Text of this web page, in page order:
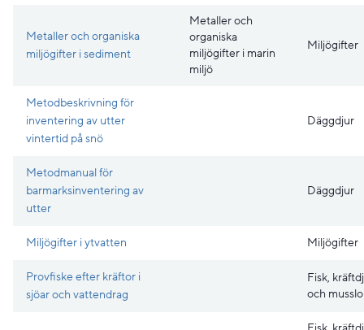
Metaller och organiska
miljögifter i sediment
Metaller och
organiska
miljögifter i marin
miljö
Miljögifter
Metodbeskrivning för
inventering av utter
vintertid på snö
Däggdjur
Metodmanual för
barmarksinventering av
utter
Däggdjur
Miljögifter i ytvatten Miljögifter
Provfiske efter kräftor i
sjöar och vattendrag
Fisk,
och